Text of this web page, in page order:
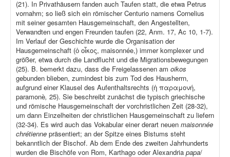
(21). In Privathäusern fanden auch Taufen statt, die etwa Petrus
vornahm; so ließ sich ein römischer Centurio namens Cornelius
mit seiner gesamten Hausgemeinschaft, den Angestellten,
Verwandten und engen Freunden taufen (22, Anm. 17, Ac 10, 1-7).
Im Verlauf der Geschichte wurde die Organisation der
Hausgemeinschaft (ὁ οἶκος, maisonnée,) immer komplexer und
größer, etwa durch die Landflucht und die Migrationsbewegungen
(25). B. bemerkt dazu, dass die Freigelassenen am oikos
gebunden blieben, zumindest bis zum Tod des Hausherrn,
aufgrund einer Klausel des Aufenthaltsrechts (ἡ παραμονή,
paramonè, 25). Sie beschreibt zunächst die typisch griechische
und römische Hausgemeinschaft der vorchristlichen Zeit (28-32),
um dann Einzelheiten der christlichen Hausgemeinschaft zu liefern
(32-34). Es wird auch das Vokabular einer derart neuen maisonnée
chrétienne präsentiert; an der Spitze eines Bistums steht
bekanntlich der Bischof. Ab dem Ende des zweiten Jahrhunderts
wurden die Bischöfe von Rom, Karthago oder Alexandria papa/